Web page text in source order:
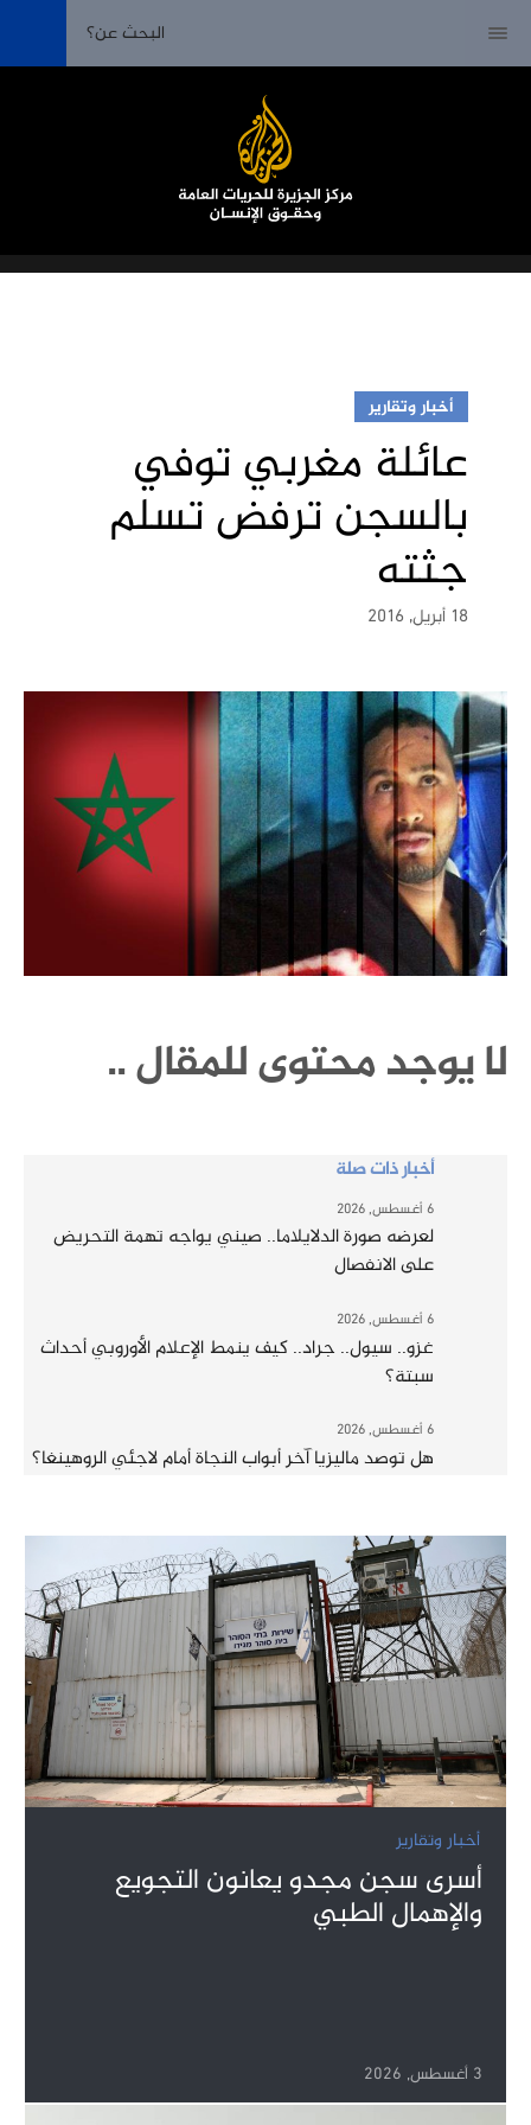
أخبار وتقارير
عائلة مغربي توفي
بالسجن ترفض تسلم
جثته
18 أبريل, 2016
لا يوجد محتوى للمقال ..
أخبار ذات صلة
6 أغسطس, 2026
لعرضه صورة الدلايلاما.. صيني يواجه تهمة التحريض
على الانفصال
6 أغسطس, 2026
غزو.. سيول.. جراد.. كيف ينمط الإعلام الأوروبي أحداث
سبتة؟
6 أغسطس, 2026
هل توصد ماليزيا آخر أبواب النجاة أمام لاجئي الروهينغا؟
أخبار وتقارير
أسرى سجن مجدو يعانون التجويع
والإهمال الطبي
3 أغسطس, 2026